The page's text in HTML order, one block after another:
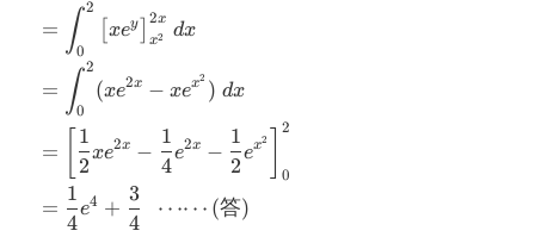
\int^{2}_{0}\big[xe^y\big]^{2x}_{x^2}\
dx \\ &=\displaystyle \int^{2}_{0}
(xe^{2x}-xe^{x^2})\ dx \\
&=\left[\dfrac{1}{2}xe^{2x}-\dfrac{1}
{4}e^{2x}-\dfrac{1}
{2}e^{x^2}\right]^{2}_{0} \\
&=\dfrac{1}{4}e^4+\dfrac{3}{4} \ \
\cdots \cdots \text{(答)} \end{aligned}
= ∫0
2
[xey ]x2
2x
dx
= ∫0
2
(xe2x − xex2 ) dx
=
2
1
xe2x −
4
1
e2x −
2
1
ex2
0
2
=
4
1
e4 +
4
3
⋯⋯ (答)